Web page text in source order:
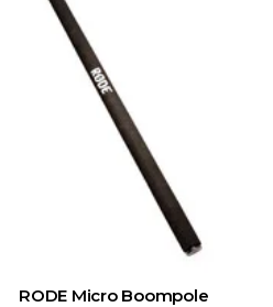
RODE Micro Boompole